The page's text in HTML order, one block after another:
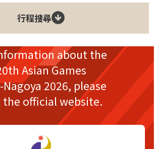
行程搜尋
about the
Asian Games
2026, please
official website.